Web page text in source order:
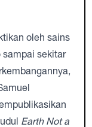
oleh sains
sampai sekitar
Earth Not a